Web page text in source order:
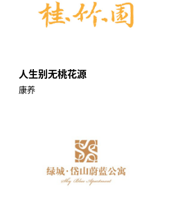
人生别无桃花源
康养